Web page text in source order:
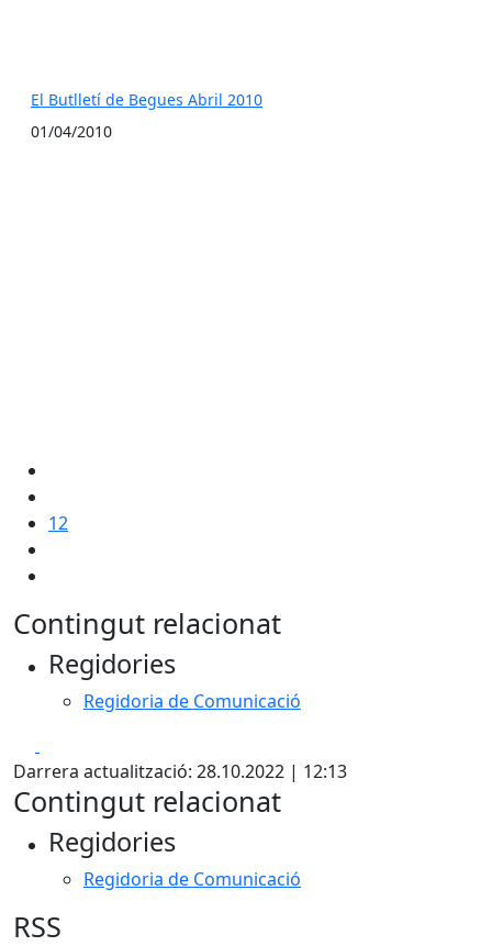
El Butlletí de Begues Abril 2010
01/04/2010
12
Contingut relacionat
Regidories
Regidoria de Comunicació
Darrera actualització: 28.10.2022 | 12:13
Contingut relacionat
Regidories
Regidoria de Comunicació
RSS